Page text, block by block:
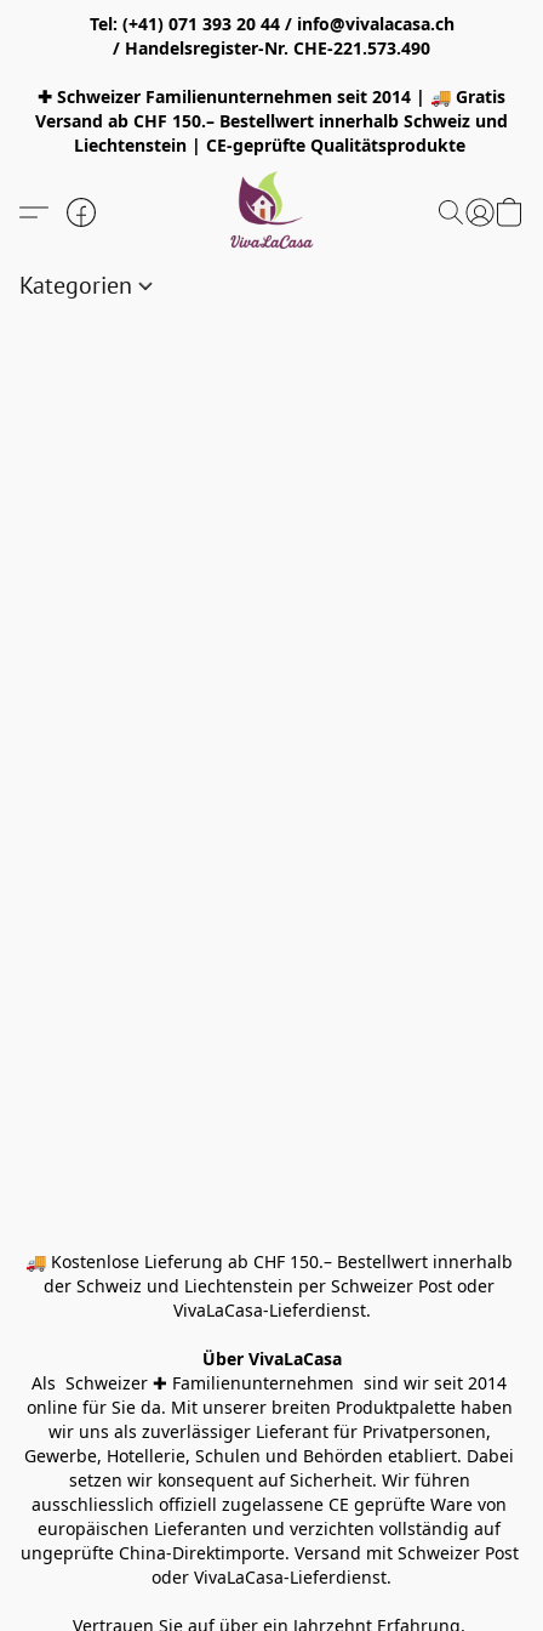
Tel: (+41) 071 393 20 44 / info@vivalacasa.ch
/ Handelsregister-Nr. CHE-221.573.490
✚ Schweizer Familienunternehmen seit 2014 | 🚚 Gratis
Versand ab CHF 150.– Bestellwert innerhalb Schweiz und
Liechtenstein | CE-geprüfte Qualitätsprodukte
Kategorien
🚚 Kostenlose Lieferung ab CHF 150.– Bestellwert innerhalb
der Schweiz und Liechtenstein per Schweizer Post oder
VivaLaCasa-Lieferdienst.
Über VivaLaCasa
Als  Schweizer ✚ Familienunternehmen  sind wir seit 2014
online für Sie da. Mit unserer breiten Produktpalette haben
wir uns als zuverlässiger Lieferant für Privatpersonen,
Gewerbe, Hotellerie, Schulen und Behörden etabliert. Dabei
setzen wir konsequent auf Sicherheit. Wir führen
ausschliesslich offiziell zugelassene CE geprüfte Ware von
europäischen Lieferanten und verzichten vollständig auf
ungeprüfte China-Direktimporte. Versand mit Schweizer Post
oder VivaLaCasa-Lieferdienst.
Vertrauen Sie auf über ein Jahrzehnt Erfahrung,